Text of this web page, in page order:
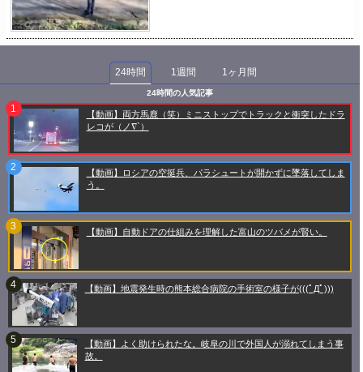
24時間 1週間 1ヶ月間
24時間の人気記事
【動画】両方馬鹿（笑）ミニストップでトラックと衝突したドラ
レコが（ノ∇`）
【動画】ロシアの空挺兵、パラシュートが開かずに墜落してしま
う。
【動画】自動ドアの仕組みを理解した富山のツバメが賢い。
【動画】地震発生時の熊本総合病院の手術室の様子が(((ﾟДﾟ)))
【動画】よく助けられたな。岐阜の川で外国人が溺れてしまう事
故。